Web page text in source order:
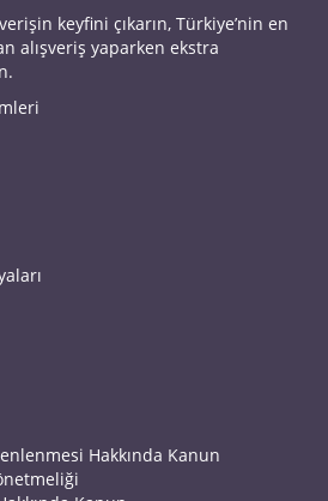
keyfini çıkarın, Türkiye’nin en
alışveriş yaparken ekstra
Hakkında Kanun